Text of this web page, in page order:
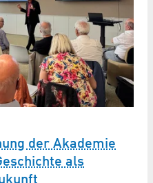
der Akademie
als